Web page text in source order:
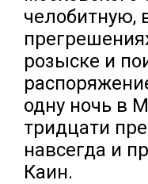
челобитную,
розыске и
одну ночь в
тридцати
навсегда и
Каин.